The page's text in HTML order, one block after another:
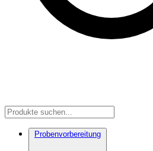
Probenvorbereitung